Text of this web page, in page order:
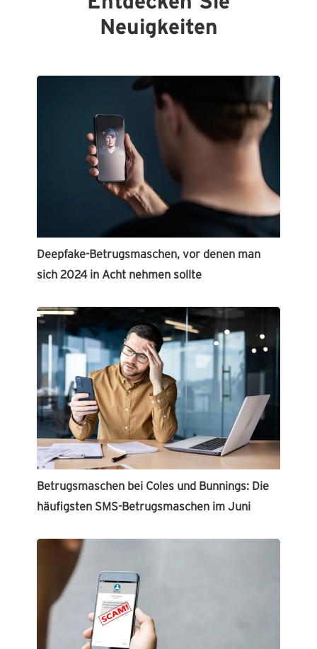
Neuigkeiten
Deepfake-Betrugsmaschen, vor denen man
sich 2024 in Acht nehmen sollte
Betrugsmaschen bei Coles und Bunnings: Die
häufigsten SMS-Betrugsmaschen im Juni